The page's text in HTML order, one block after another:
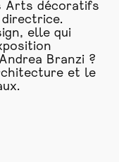
Arts décoratifs
directrice.
elle qui
Branzi ?
et le